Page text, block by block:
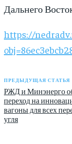
Дальнего
https://
ПРЕДЫДУЩАЯ СТАТЬЯ
РЖД и Минэнерго
переход на
вагоны для всех
угля